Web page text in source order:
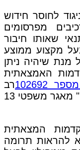
לחוסר חידוש
מפרסומים
שאותו חיבור
מקצוע ממוצע
שיהיה ניתן
האמצאתית
רב
בריח טכנולוגיות בע"מ נ' כהן, "נבו" מאגר משפטי 13
המצאתית
להראות תרומה